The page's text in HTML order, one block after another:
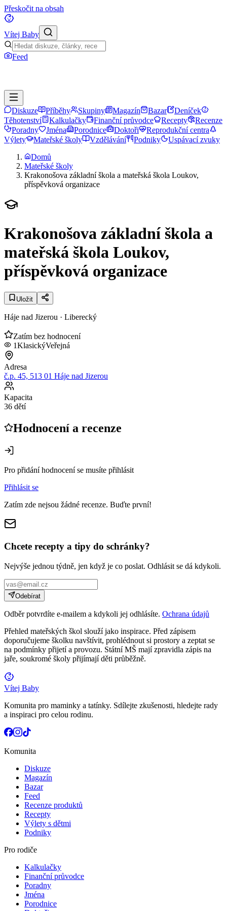
Přeskočit na obsah
Vítej Baby
Feed
Diskuze Příběhy Skupiny Magazín Bazar
Deníček
Těhotenství
Kalkulačky Finanční průvodce Recepty
Recenze
Poradny
Jména Porodnice Doktoři
Reprodukční centra
Výlety
Mateřské školy Vzdělávání Podniky
Uspávací zvuky
Domů
Mateřské školy
Krakonošova základní škola a mateřská škola Loukov,
příspěvková organizace
Krakonošova základní škola a
mateřská škola Loukov,
příspěvková organizace
Uložit
Háje nad Jizerou · Liberecký
Zatím bez hodnocení
1KlasickýVeřejná
Adresa
č.p. 45, 513 01 Háje nad Jizerou
Kapacita
36 dětí
Hodnocení a recenze
Pro přidání hodnocení se musíte přihlásit
Přihlásit se
Zatím zde nejsou žádné recenze. Buďte první!
Chcete recepty a tipy do schránky?
Nejvýše jednou týdně, jen když je co poslat. Odhlásit se dá kdykoli.
Odebírat
Odběr potvrdíte e-mailem a kdykoli jej odhlásíte. Ochrana údajů
Přehled mateřských škol slouží jako inspirace. Před zápisem
doporučujeme školku navštívit, prohlédnout si prostory a zeptat se
na podmínky přijetí a provozu. Státní MŠ mají zpravidla zápis na
jaře, soukromé školy přijímají děti průběžně.
Vítej Baby
Komunita pro maminky a tatínky. Sdílejte zkušenosti, hledejte rady
a inspiraci pro celou rodinu.
Komunita
Diskuze
Magazín
Bazar
Feed
Recenze produktů
Recepty
Výlety s dětmi
Podniky
Pro rodiče
Kalkulačky
Finanční průvodce
Poradny
Jména
Porodnice